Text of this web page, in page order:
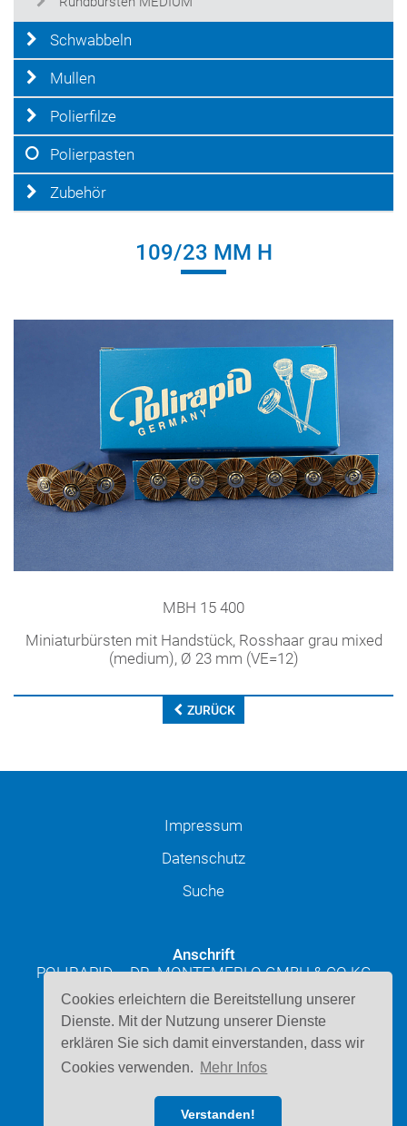
Cookies erleichtern die Bereitstellung unserer
Dienste. Mit der Nutzung unserer Dienste
erklären Sie sich damit einverstanden, dass wir
Cookies verwenden. Mehr Infos
Verstanden!
Schwabbeln
Mullen
Polierfilze
Polierpasten
Zubehör
109/23 MM H
MBH 15 400
Miniaturbürsten mit Handstück, Rosshaar grau mixed
(medium), Ø 23 mm (VE=12)
ZURÜCK
Impressum
Datenschutz
Suche
Anschrift
POLIRAPID – DR. MONTEMERLO GMBH & CO KG
Josef-Schüttler-Straße 49
D-78224 Singen
Kontakt
Telefon: 07731 947220
E-Mail schreiben